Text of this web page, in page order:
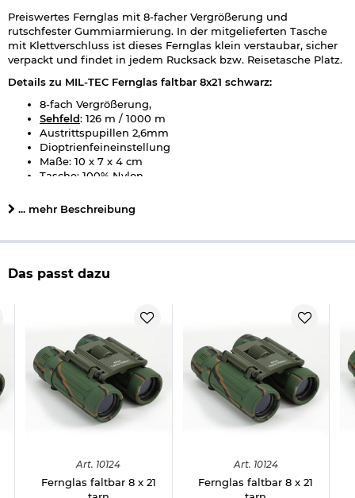
Preiswertes Fernglas mit 8-facher Vergrößerung und
rutschfester Gummiarmierung. In der mitgelieferten Tasche
mit Klettverschluss ist dieses Fernglas klein verstaubar, sicher
verpackt und findet in jedem Rucksack bzw. Reisetasche Platz.
Details zu MIL-TEC Fernglas faltbar 8x21 schwarz:
8-fach Vergrößerung,
Sehfeld: 126 m / 1000 m
Austrittspupillen 2,6mm
Dioptrienfeineinstellung
Maße: 10 x 7 x 4 cm
Tasche: 100% Nylon
Gewicht: mit Tasche ca. 200g
... mehr Beschreibung
Das passt dazu
Art. 10124
Fernglas faltbar 8 x 21
Art. 10124
Fernglas faltbar 8 x 21